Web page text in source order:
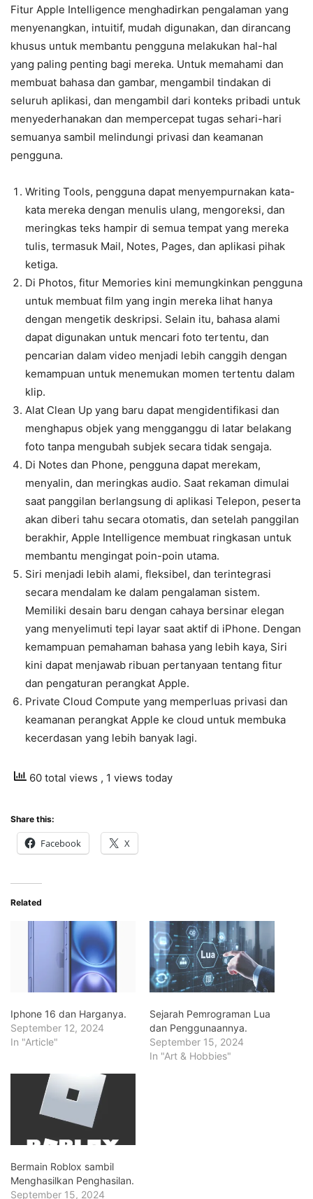
Fitur Apple Intelligence menghadirkan pengalaman yang
menyenangkan, intuitif, mudah digunakan, dan dirancang
khusus untuk membantu pengguna melakukan hal-hal
yang paling penting bagi mereka. Untuk memahami dan
membuat bahasa dan gambar, mengambil tindakan di
seluruh aplikasi, dan mengambil dari konteks pribadi untuk
menyederhanakan dan mempercepat tugas sehari-hari
semuanya sambil melindungi privasi dan keamanan
pengguna.
Writing Tools, pengguna dapat menyempurnakan kata-
kata mereka dengan menulis ulang, mengoreksi, dan
meringkas teks hampir di semua tempat yang mereka
tulis, termasuk Mail, Notes, Pages, dan aplikasi pihak
ketiga.
Di Photos, fitur Memories kini memungkinkan pengguna
untuk membuat film yang ingin mereka lihat hanya
dengan mengetik deskripsi. Selain itu, bahasa alami
dapat digunakan untuk mencari foto tertentu, dan
pencarian dalam video menjadi lebih canggih dengan
kemampuan untuk menemukan momen tertentu dalam
klip.
Alat Clean Up yang baru dapat mengidentifikasi dan
menghapus objek yang mengganggu di latar belakang
foto tanpa mengubah subjek secara tidak sengaja.
Di Notes dan Phone, pengguna dapat merekam,
menyalin, dan meringkas audio. Saat rekaman dimulai
saat panggilan berlangsung di aplikasi Telepon, peserta
akan diberi tahu secara otomatis, dan setelah panggilan
berakhir, Apple Intelligence membuat ringkasan untuk
membantu mengingat poin-poin utama.
Siri menjadi lebih alami, fleksibel, dan terintegrasi
secara mendalam ke dalam pengalaman sistem.
Memiliki desain baru dengan cahaya bersinar elegan
yang menyelimuti tepi layar saat aktif di iPhone. Dengan
kemampuan pemahaman bahasa yang lebih kaya, Siri
kini dapat menjawab ribuan pertanyaan tentang fitur
dan pengaturan perangkat Apple.
Private Cloud Compute yang memperluas privasi dan
keamanan perangkat Apple ke cloud untuk membuka
kecerdasan yang lebih banyak lagi.
60 total views , 1 views today
Share this:
Facebook X
Related
Iphone 16 dan Harganya.
September 12, 2024
In "Article"
Sejarah Pemrograman Lua
dan Penggunaannya.
September 15, 2024
In "Art & Hobbies"
Bermain Roblox sambil
Menghasilkan Penghasilan.
September 15, 2024